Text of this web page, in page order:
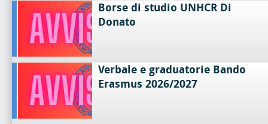
Borse di studio UNHCR Di
Donato
Verbale e graduatorie Bando
Erasmus 2026/2027